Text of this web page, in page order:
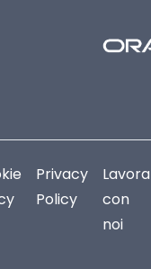
Privacy
Policy
Lavora
con
noi